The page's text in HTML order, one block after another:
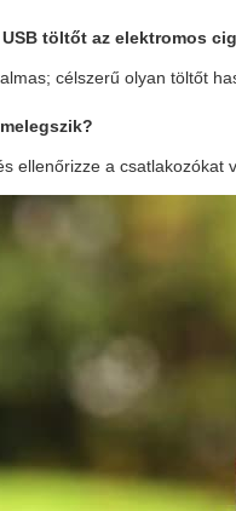
töltőt az elektromos
célszerű olyan töltőt
ellenőrizze a